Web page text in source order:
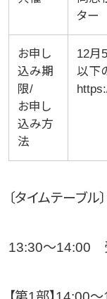
ター
お申し
込み期
限/
お申し
込み方
法
12月5
以下
〔タイムテーブル〕
13:30〜14:00